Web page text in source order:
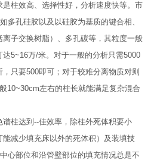
柱效高、选择性好，分析速度快等。市
多孔硅胶以及以硅胶为基质的键合相、
子交换树脂）、多孔碳等，其粒度一般
5~16万/米。对于一般的分析只需5000
只要500即可；对于较难分离物质对则
10~30cm左右的柱长就能满足复杂混合
柱达到--佳效率，除柱外死体积要小
减少填充床以外的死体积）及装填技
心部位和沿管壁部位的填充情况总是不